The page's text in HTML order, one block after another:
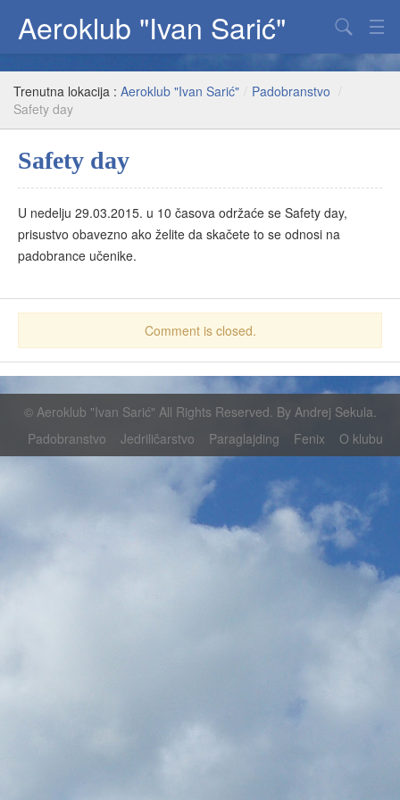
Aeroklub "Ivan Sarić"
Padobranstvo
Jedriličarstvo
O klubu
Trenutna lokacija : Aeroklub "Ivan Sarić" / Padobranstvo /
Safety day
Safety day
U nedelju 29.03.2015. u 10 časova održaće se Safety day,
prisustvo obavezno ako želite da skačete to se odnosi na
padobrance učenike.
Comment is closed.
© Aeroklub "Ivan Sarić" All Rights Reserved. By Andrej Sekula
Padobranstvo
Jedriličarstvo Paraglajding Fenix O klubu